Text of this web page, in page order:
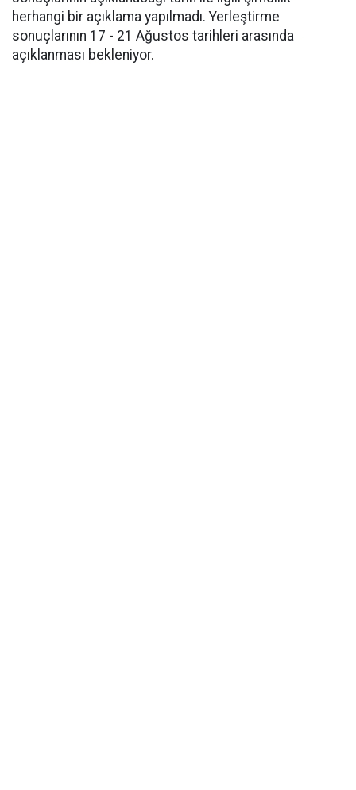
herhangi bir açıklama yapılmadı. Yerleştirme
sonuçlarının 17 - 21 Ağustos tarihleri arasında
açıklanması bekleniyor.